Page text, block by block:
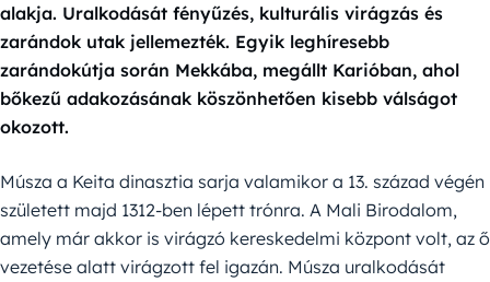
alakja. Uralkodását fényűzés, kulturális virágzás és
zarándok utak jellemezték. Egyik leghíresebb
zarándokútja során Mekkába, megállt Karióban, ahol
bőkezű adakozásának köszönhetően kisebb válságot
okozott.
Músza a Keita dinasztia sarja valamikor a 13. század végén
született majd 1312-ben lépett trónra. A Mali Birodalom,
amely már akkor is virágzó kereskedelmi központ volt, az ő
vezetése alatt virágzott fel igazán. Músza uralkodását